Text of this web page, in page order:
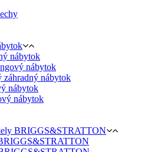
nábytok
nábytok
záhradný nábytok
nábytok
nábytok
BRIGGS&STRATTON